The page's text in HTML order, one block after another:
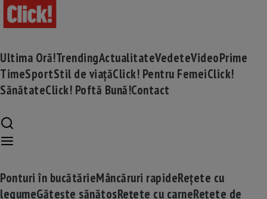
Ultima Oră!TrendingActualitateVedeteVideoPrime
TimeSportStil de viațăClick! Pentru FemeiClick!
SănătateClick! Poftă Bună!Contact
Ponturi în bucătărieMâncăruri rapideRețete cu
legumeGătește sănătosRețete cu carneRețete de